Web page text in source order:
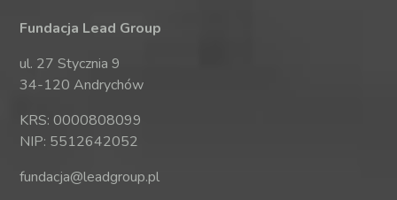
Fundacja Lead Group
ul. 27 Stycznia 9
34-120 Andrychów
KRS: 0000808099
NIP: 5512642052
fundacja@leadgroup.pl